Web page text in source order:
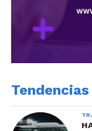
Tendencias